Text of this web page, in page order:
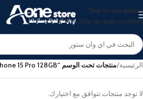
Skip to navigation
Skip to main content
الرئيسية/منتجات تحت الوسم “iPhone 15 Pro 128GB”
لا توجد منتجات تتوافق مع اختيارك.